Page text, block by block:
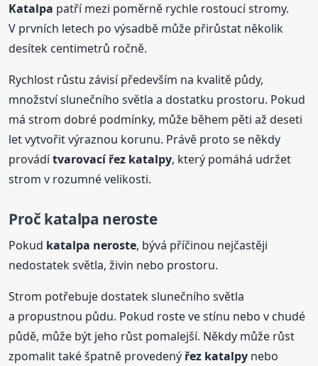
Katalpa patří mezi poměrně rychle rostoucí stromy.
V prvních letech po výsadbě může přirůstat několik
desítek centimetrů ročně.
Rychlost růstu závisí především na kvalitě půdy,
množství slunečního světla a dostatku prostoru. Pokud
má strom dobré podmínky, může během pěti až deseti
let vytvořit výraznou korunu. Právě proto se někdy
provádítvarovací řez katalpy, který pomáhá udržet
strom v rozumné velikosti.
Proč katalpa neroste
Pokud katalpa neroste, bývá příčinou nejčastěji
nedostatek světla, živin nebo prostoru.
Strom potřebuje dostatek slunečního světla
a propustnou půdu. Pokud roste ve stínu nebo v chudé
půdě, může být jeho růst pomalejší. Někdy může růst
zpomalit také špatně provedenýřez katalpy nebo